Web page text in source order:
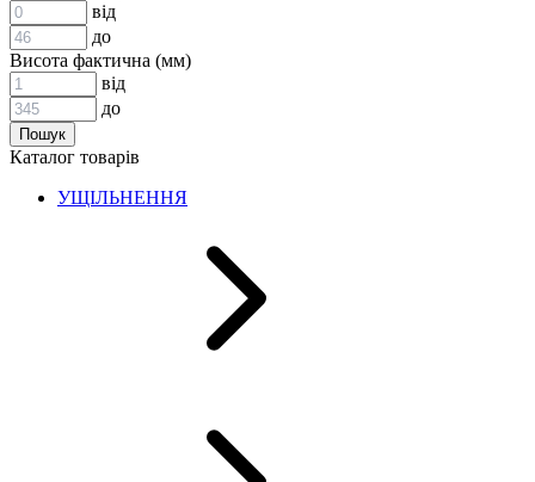
АДАПТЕРИ
КЛАПАНИ
КРАНИ, ДИВЕРТОРИ
ГІДРОРОЗПОДІЛЬНИКИ
ГІДРОАКУМУЛЯТОРИ ТА КОМПЛЕКТУЮЧІ
від
до
Висота фактична (мм)
від
до
Каталог товарів
УЩІЛЬНЕННЯ